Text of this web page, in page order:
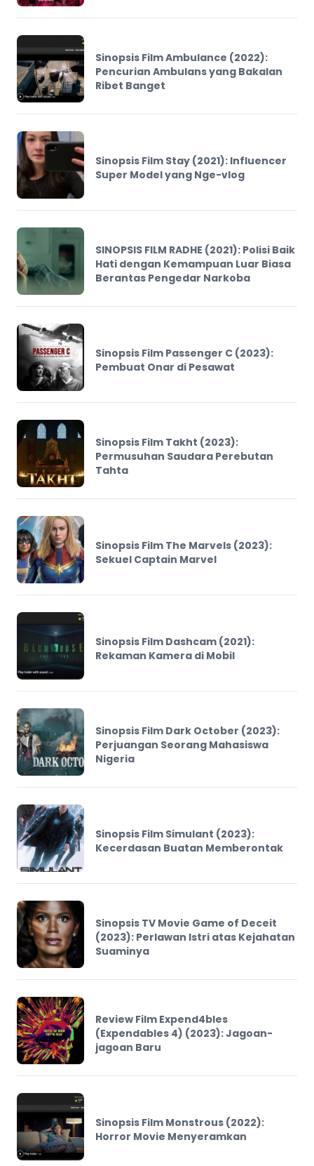
Sinopsis Film Ambulance (2022):
Pencurian Ambulans yang Bakalan
Ribet Banget
Sinopsis Film Stay (2021): Influencer
Super Model yang Nge-vlog
SINOPSIS FILM RADHE (2021): Polisi Baik
Hati dengan Kemampuan Luar Biasa
Berantas Pengedar Narkoba
Sinopsis Film Passenger C (2023):
Pembuat Onar di Pesawat
Sinopsis Film Takht (2023):
Permusuhan Saudara Perebutan
Tahta
Sinopsis Film The Marvels (2023):
Sekuel Captain Marvel
Sinopsis Film Dashcam (2021):
Rekaman Kamera di Mobil
Sinopsis Film Dark October (2023):
Perjuangan Seorang Mahasiswa
Nigeria
Sinopsis Film Simulant (2023):
Kecerdasan Buatan Memberontak
Sinopsis TV Movie Game of Deceit
(2023): Perlawan Istri atas Kejahatan
Suaminya
Review Film Expend4bles
(Expendables 4) (2023): Jagoan-
jagoan Baru
Sinopsis Film Monstrous (2022):
Horror Movie Menyeramkan